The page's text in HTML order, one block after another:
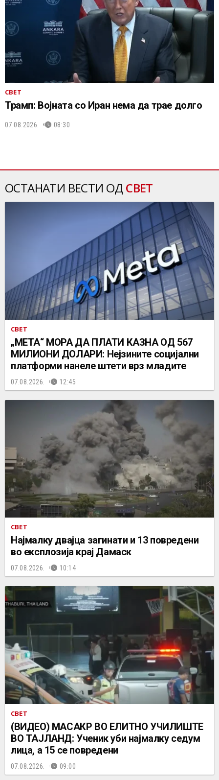
СВЕТ
Трамп: Војната со Иран нема да трае долго
07.08.2026. 08:30
ОСТАНАТИ ВЕСТИ ОД СВЕТ
СВЕТ
„МЕТА“ МОРА ДА ПЛАТИ КАЗНА ОД 567
МИЛИОНИ ДОЛАРИ: Нејзините социјални
платформи нанеле штети врз младите
07.08.2026. 12:45
СВЕТ
Најмалку двајца загинати и 13 повредени
во експлозија крај Дамаск
07.08.2026. 10:14
СВЕТ
(ВИДЕО) МАСАКР ВО ЕЛИТНО УЧИЛИШТЕ
ВО ТАЈЛАНД: Ученик уби најмалку седум
лица, а 15 се повредени
07.08.2026. 09:00